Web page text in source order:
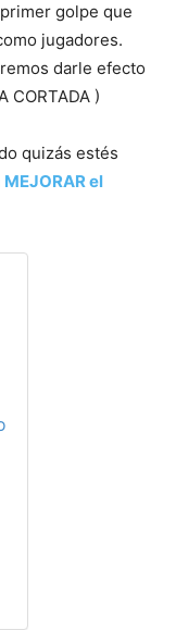
golpe que
jugadores.
darle efecto
CORTADA )
quizás estés
el